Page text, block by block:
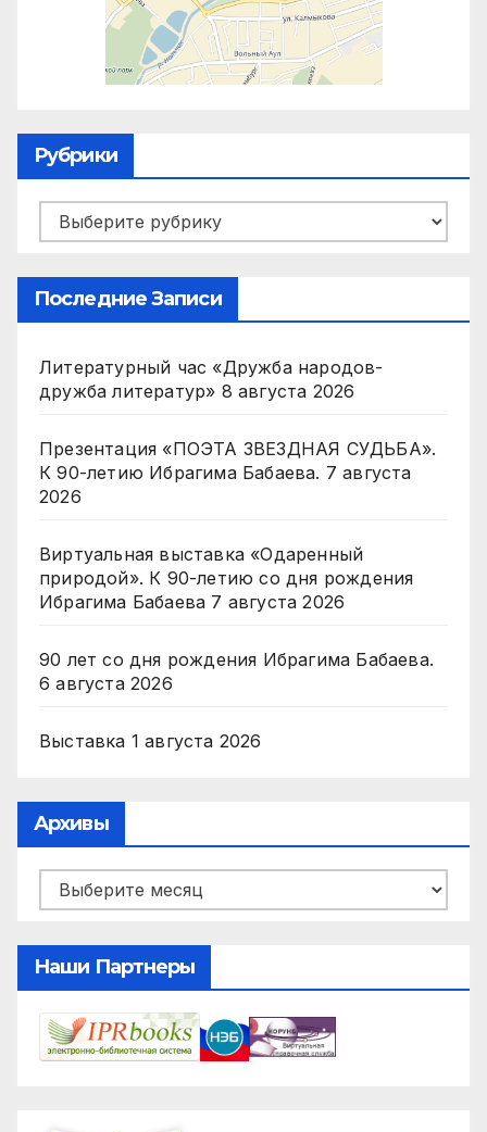
Рубрики
Рубрики
Последние Записи
Литературный час «Дружба народов-
дружба литератур» 8 августа 2026
Презентация «ПОЭТА ЗВЕЗДНАЯ СУДЬБА».
К 90-летию Ибрагима Бабаева. 7 августа
2026
Виртуальная выставка «Одаренный
природой». К 90-летию со дня рождения
Ибрагима Бабаева 7 августа 2026
90 лет со дня рождения Ибрагима Бабаева.
6 августа 2026
Выставка 1 августа 2026
Архивы
Архивы
Наши Партнеры